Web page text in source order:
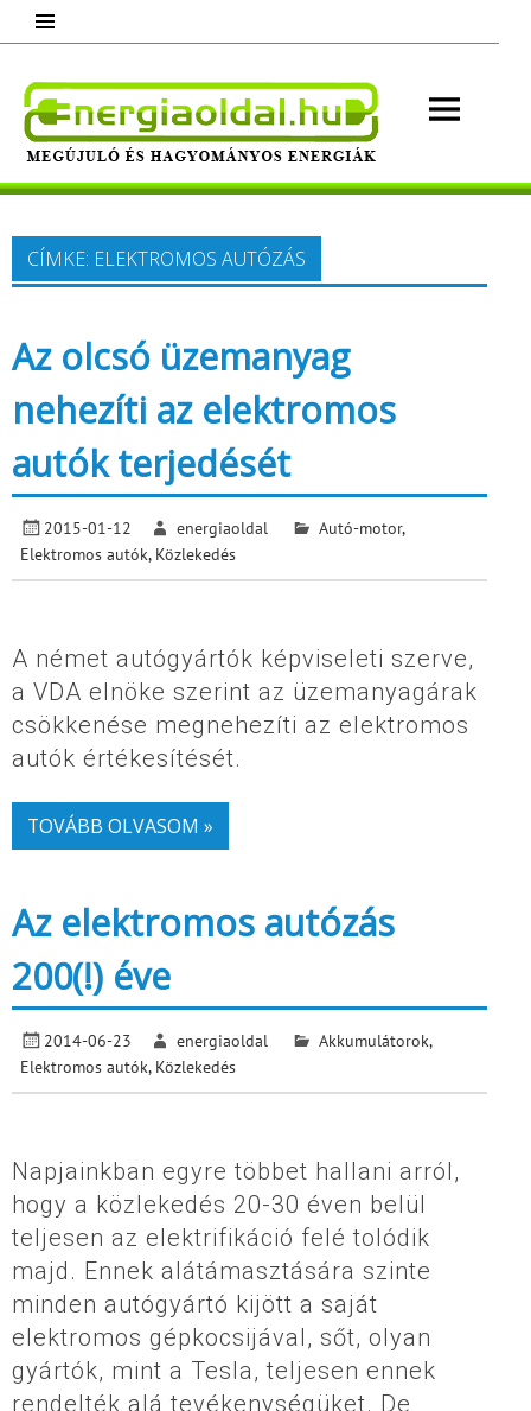
content
Megújuló és hagyományos energiák.
Minden, ami energia!
CÍMKE: ELEKTROMOS AUTÓZÁS
Az olcsó üzemanyag
nehezíti az elektromos
autók terjedését
2015-01-12 energiaoldal Autó-motor,
Elektromos autók, Közlekedés
A német autógyártók képviseleti szerve,
a VDA elnöke szerint az üzemanyagárak
csökkenése megnehezíti az elektromos
autók értékesítését.
TOVÁBB OLVASOM »
Az elektromos autózás
200(!) éve
2014-06-23 energiaoldal Akkumulátorok,
Elektromos autók, Közlekedés
Napjainkban egyre többet hallani arról,
hogy a közlekedés 20-30 éven belül
teljesen az elektrifikáció felé tolódik
majd. Ennek alátámasztására szinte
minden autógyártó kijött a saját
elektromos gépkocsijával, sőt, olyan
gyártók, mint a Tesla, teljesen ennek
rendelték alá tevékenységüket. De